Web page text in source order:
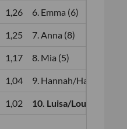
1,26 6. Emma (6)
1,25 7. Anna (8)
1,17 8. Mia (5)
1,04 9. Hannah/Hanna (9)
1,02 10. Luisa/Louisa (11)